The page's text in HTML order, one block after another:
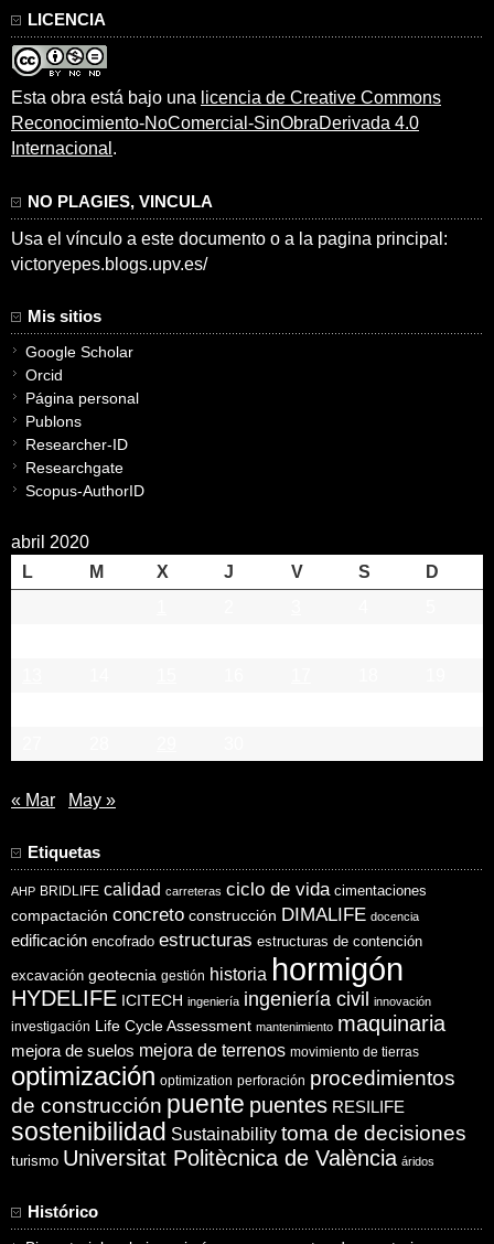
LICENCIA
Esta obra está bajo una licencia de Creative Commons
Reconocimiento-NoComercial-SinObraDerivada 4.0
Internacional .
NO PLAGIES, VINCULA
Usa el vínculo a este documento o a la pagina principal:
victoryepes.blogs.upv.es/
Mis sitios
Google Scholar
Orcid
Página personal
Publons
Researcher-ID
Researchgate
Scopus-AuthorID
abril 2020
L
M X J V S
D
« Mar May »
Etiquetas
AHP BRIDLIFE calidad carreteras ciclo de vida cimentaciones
compactación concreto construcción DIMALIFE docencia
edificación encofrado estructuras estructuras de contención
excavación geotecnia gestión historia hormigón
HYDELIFE ICITECH ingeniería ingeniería civil innovación
investigación Life Cycle Assessment mantenimiento maquinaria
mejora de suelos mejora de terrenos movimiento de tierras
optimización optimization perforación procedimientos
de construcción puente puentes RESILIFE
sostenibilidad Sustainability toma de decisiones
turismo Universitat Politècnica de València áridos
Histórico